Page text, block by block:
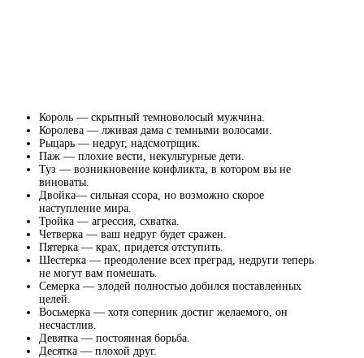
Король — скрытный темноволосый мужчина.
Королева — лживая дама с темными волосами.
Рыцарь — недруг, надсмотрщик.
Паж — плохие вести, некультурные дети.
Туз — возникновение конфликта, в котором вы не
виноваты.
Двойка— сильная ссора, но возможно скорое
наступление мира.
Тройка — агрессия, схватка.
Четверка — ваш недруг будет сражен.
Пятерка — крах, придется отступить.
Шестерка — преодоление всех преград, недруги теперь
не могут вам помешать.
Семерка — злодей полностью добился поставленных
целей.
Восьмерка — хотя соперник достиг желаемого, он
несчастлив.
Девятка — постоянная борьба.
Десятка — плохой друг.